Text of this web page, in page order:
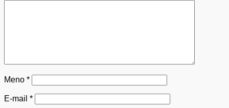
Meno *
E-mail *